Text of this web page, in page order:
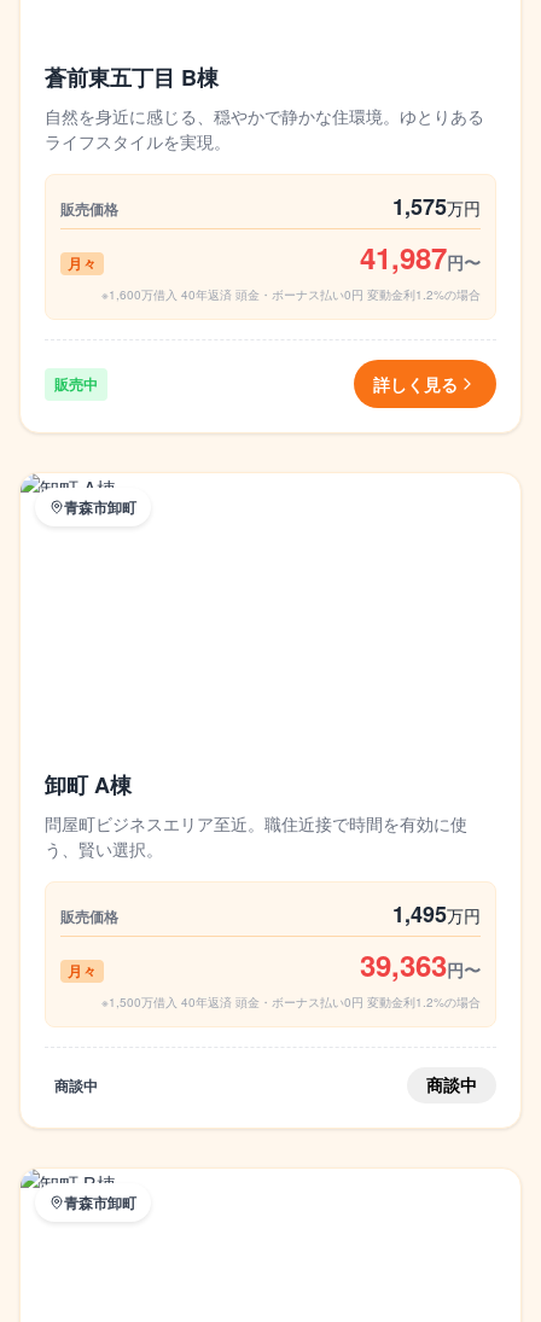
蒼前東五丁目 B棟
自然を身近に感じる、穏やかで静かな住環境。ゆとりある
ライフスタイルを実現。
販売価格 1,575万円
月々 41,987円〜
※1,600万借入 40年返済 頭金・ボーナス払い0円 変動金利1.2%の場合
販売中 詳しく見る
青森市卸町
卸町 A棟
問屋町ビジネスエリア至近。職住近接で時間を有効に使
う、賢い選択。
販売価格 1,495万円
月々 39,363円〜
※1,500万借入 40年返済 頭金・ボーナス払い0円 変動金利1.2%の場合
商談中 商談中
青森市卸町